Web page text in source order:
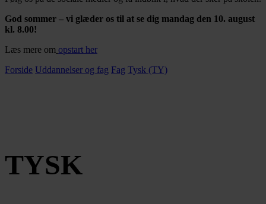
God sommer – vi glæder os til at se dig mandag den 10. august
kl. 8.00!
Læs mere om opstart her
Forside Uddannelser og fag Fag Tysk (TY)
TYSK